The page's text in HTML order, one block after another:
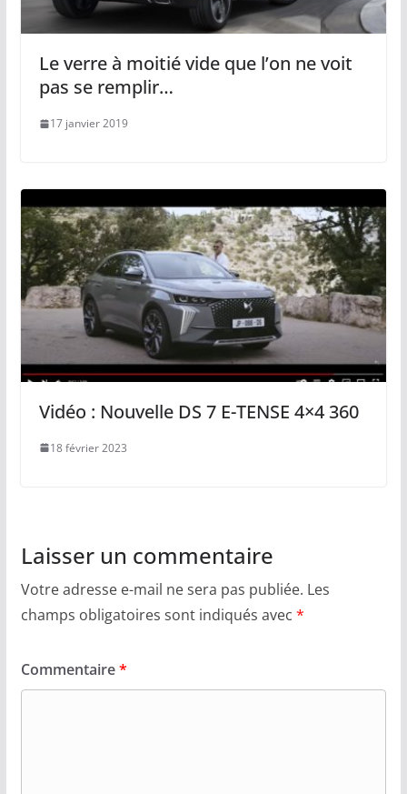
Le verre à moitié vide que l’on ne voit
pas se remplir…
17 janvier 2019
Vidéo : Nouvelle DS 7 E-TENSE 4×4 360
18 février 2023
Laisser un commentaire
Votre adresse e-mail ne sera pas publiée. Les
champs obligatoires sont indiqués avec *
Commentaire*